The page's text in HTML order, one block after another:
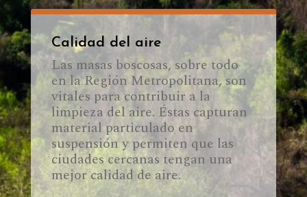
Calidad del aire
Las masas boscosas, sobre todo
en la Región Metropolitana, son
vitales para contribuir a la
limpieza del aire. Éstas capturan
material particulado en
suspensión y permiten que las
ciudades cercanas tengan una
mejor calidad de aire.